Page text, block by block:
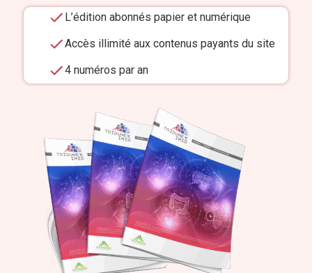
L’édition abonnés papier et numérique
Accès illimité aux contenus payants du site
4 numéros par an